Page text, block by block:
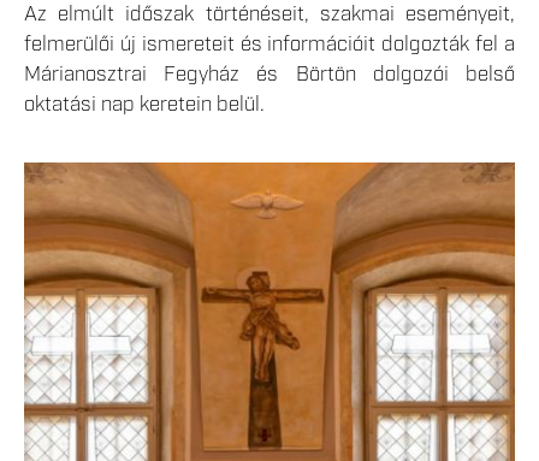
Az elmúlt időszak történéseit, szakmai eseményeit,
felmerülői új ismereteit és információit dolgozták fel a
Márianosztrai Fegyház és Börtön dolgozói belső
oktatási nap keretein belül.